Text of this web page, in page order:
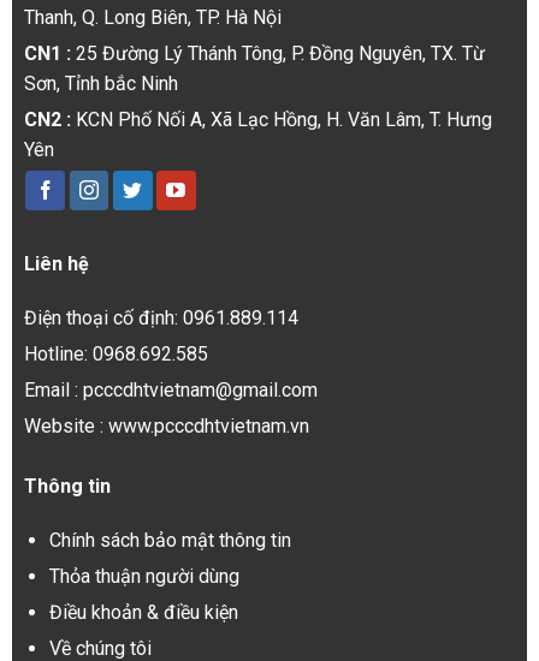
Thanh, Q. Long Biên, TP. Hà Nội
CN1 : 25 Đường Lý Thánh Tông, P. Đồng Nguyên, TX. Từ
Sơn, Tỉnh bắc Ninh
CN2 : KCN Phố Nối A, Xã Lạc Hồng, H. Văn Lâm, T. Hưng
Yên
Liên hệ
Điện thoại cố định: 0961.889.114
Hotline: 0968.692.585
Email : pcccdhtvietnam@gmail.com
Website : www.pcccdhtvietnam.vn
Thông tin
Chính sách bảo mật thông tin
Thỏa thuận người dùng
Điều khoản & điều kiện
Về chúng tôi